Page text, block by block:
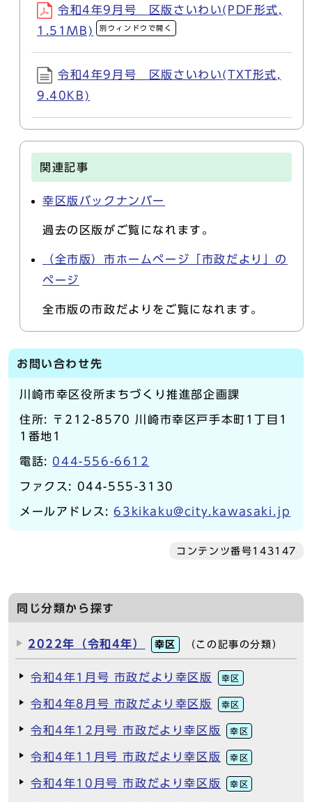
令和4年9月号 区版さいわい(PDF形式,
1.51MB)
別ウィンドウで開く
令和4年9月号 区版さいわい(TXT形式,
9.40KB)
関連記事
幸区版バックナンバー
過去の区版がご覧になれます。
（全市版）市ホームページ「市政だより」の
ページ
全市版の市政だよりをご覧になれます。
お問い合わせ先
川崎市幸区役所まちづくり推進部企画課
住所: 〒212-8570 川崎市幸区戸手本町1丁目1
1番地1
電話: 044-556-6612
ファクス: 044-555-3130
メールアドレス:63kikaku@city.kawasaki.jp
コンテンツ番号143147
同じ分類から探す
2022年（令和4年） 幸区 （この記事の分類）
令和4年1月号 市政だより幸区版 幸区
令和4年8月号 市政だより幸区版 幸区
令和4年12月号 市政だより幸区版 幸区
令和4年11月号 市政だより幸区版 幸区
令和4年10月号 市政だより幸区版 幸区